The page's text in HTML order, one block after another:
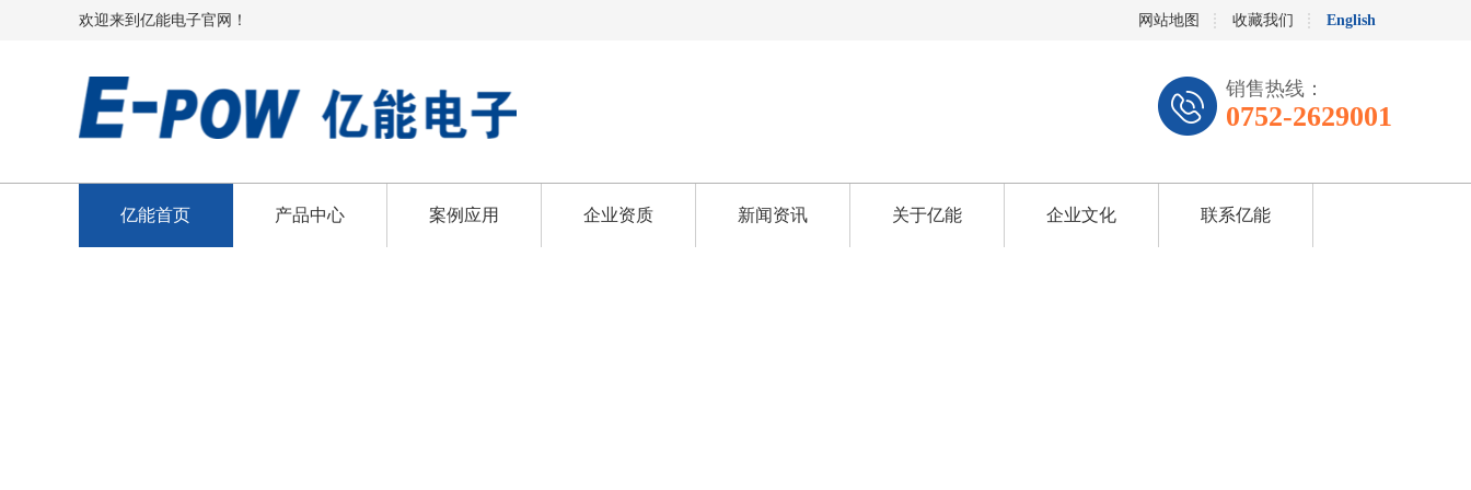
网站地图 收藏我们 English
欢迎来到亿能电子官网！
销售热线：
0752-2629001
亿能首页 产品中心 案例应用 企业资质 新闻资讯 关于亿能 企业文化 联系亿能